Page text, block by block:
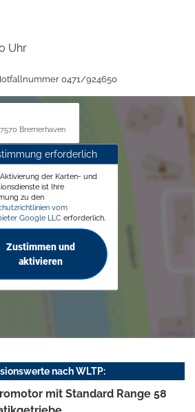
Uhr
0471/924650
Bremerhaven
erforderlich
der Karten- und
ist Ihre
zu den
vom
Google LLC erforderlich.
Zustimmen und
aktivieren
nach WLTP:
mit Standard Range 58